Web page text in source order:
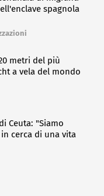
spagnola
metri del più
a vela del mondo
Ceuta: "Siamo
cerca di una vita